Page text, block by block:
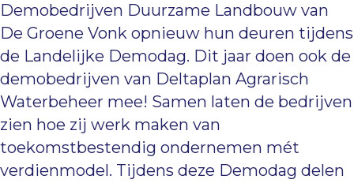
Demobedrijven Duurzame Landbouw van
De Groene Vonk opnieuw hun deuren tijdens
de Landelijke Demodag. Dit jaar doen ook de
demobedrijven van Deltaplan Agrarisch
Waterbeheer mee! Samen laten de bedrijven
zien hoe zij werk maken van
toekomstbestendig ondernemen mét
verdienmodel. Tijdens deze Demodag delen